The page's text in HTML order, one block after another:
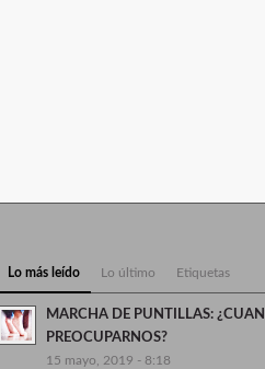
Lo más leído Lo último Etiquetas
MARCHA DE PUNTILLAS:
PREOCUPARNOS?
15 mayo, 2019 - 8:18